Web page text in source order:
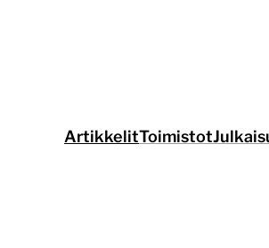
ArtikkelitToimistot